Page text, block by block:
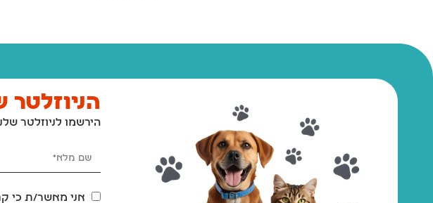
הניוזלטר
הירשמו לניוזלטר
אני מאשר/ת כי